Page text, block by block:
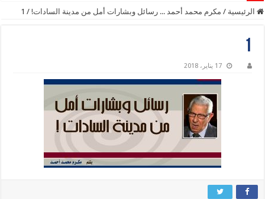
الرئيسية / مكرم محمد أحمد ... رسائل وبشارات أمل من مدينة السادات! /
1
1
17 يناير، 2018